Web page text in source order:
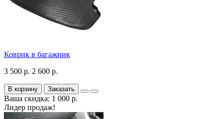
Коврик в багажник
3 500 р. 2 600 р.
В корзину Заказать
Ваша скидка: 1 000 р.
Лидер продаж!